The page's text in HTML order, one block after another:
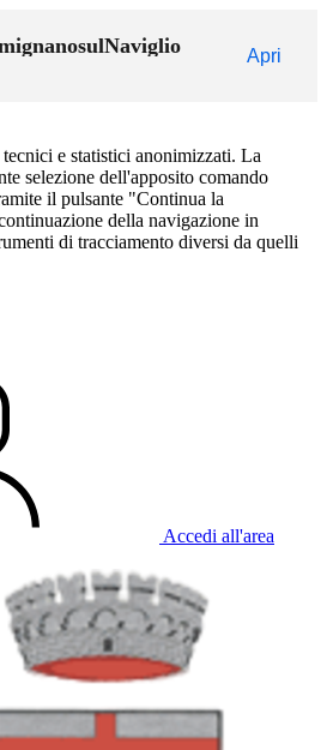
Apri
e statistici anonimizzati. La
selezione dell'apposito comando
il pulsante "Continua la
della navigazione in
di tracciamento diversi da quelli
Accedi all'area